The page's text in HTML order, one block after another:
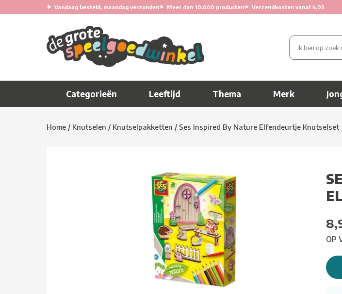
★ Vandaag besteld, maandag verzonden★ Meer dan 10.000 producten★ Verzendkosten vanaf 4,95
Categorieën Leeftijd Thema Merk
Home / Knutselen / Knutselpakketten / Ses Inspired By Nature Elfendeurtje Knutselset
OP